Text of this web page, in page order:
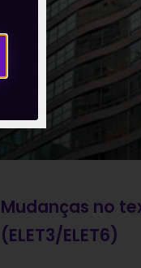
Mudanças no
(ELET3/ELET6)